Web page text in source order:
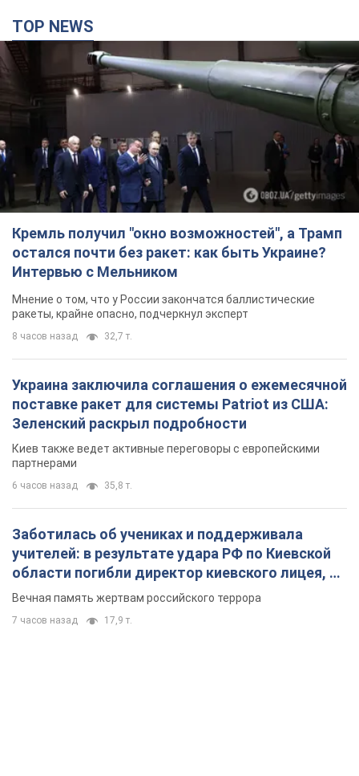
TOP NEWS
Кремль получил "окно возможностей", а Трамп
остался почти без ракет: как быть Украине?
Интервью с Мельником
Мнение о том, что у России закончатся баллистические
ракеты, крайне опасно, подчеркнул эксперт
8 часов назад 32,7 т.
Украина заключила соглашения о ежемесячной
поставке ракет для системы Patriot из США:
Зеленский раскрыл подробности
Киев также ведет активные переговоры с европейскими
партнерами
6 часов назад 35,8 т.
Заботилась об учениках и поддерживала
учителей: в результате удара РФ по Киевской
области погибли директор киевского лицея, её
муж и внук
Вечная память жертвам российского террора
7 часов назад 17,9 т.